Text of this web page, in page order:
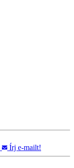
Írj e-mailt!